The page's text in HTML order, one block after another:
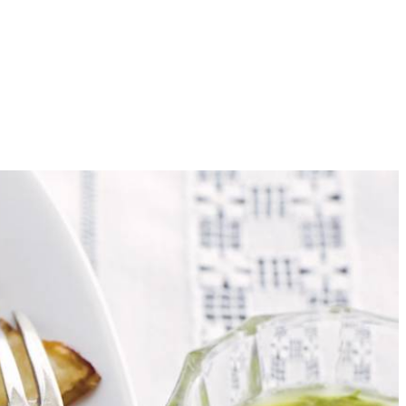
de knolselderij door. Schud de overtollige bloem eraf.
uitlekken.
bij de knolselderij. Bestrooi met de overige walnoten. Bon appétit!